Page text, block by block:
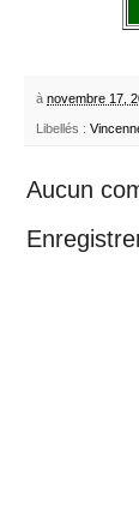
à novembre 17,
Libellés :
Aucun